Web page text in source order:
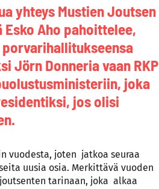
yhteys Mustien Joutsen
Aho pahoittelee,
Jörn Donneria vaan RKP
joka
jos olisi
vuodesta, joten jatkoa seuraa
uusia osia. Merkittävä vuoden
tarinaan, joka alkaa